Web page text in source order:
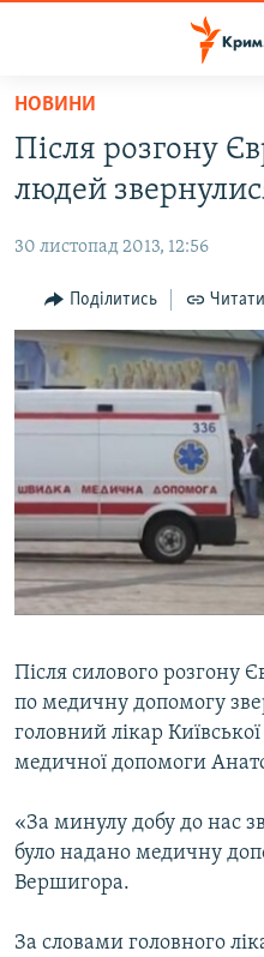
Перейти
основного
матеріалу
до
навігації
Перейти
до
пошуку
ВОДА.КРИМ
ВІДЕО ТА ФОТО
ПОЛІТИКА
БЛОГИ
ПОГЛЯД
ІНТЕРВ'Ю
ВСЕ ЗА ДЕНЬ
ДЕПОРТАЦІЯ
ВІДЕОУРОКИ «ELIFBE»
СВІДЧЕННЯ ОКУПАЦІЇ
ЯК ОБІЙТИ БЛОКУВАННЯ
Русский
Qırımtatar
НОВИНИ
Після розгону
людей
30 листопад 2013, 12:56
Поділитись
Після силового розгону
по медичну допомогу
головний лікар
медичної допомоги
«За минулу добу до нас
було надано медичну
Вершигора.
За словами головного